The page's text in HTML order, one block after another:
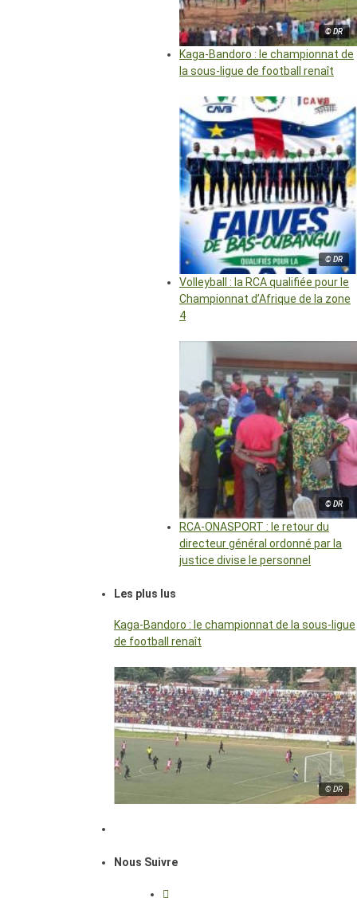
© DR
Kaga-Bandoro : le championnat de
la sous-ligue de football renaît
© DR
Volleyball : la RCA qualifiée pour le
Championnat d’Afrique de la zone
4
© DR
RCA-ONASPORT : le retour du
directeur général ordonné par la
justice divise le personnel
Les plus lus
Kaga-Bandoro : le championnat de la sous-ligue
de football renaît
© DR
Nous Suivre